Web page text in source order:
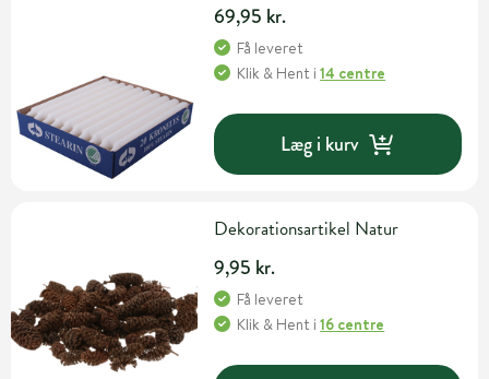
69,95 kr.
Få leveret
Klik & Hent i14 centre
Læg i kurv
Dekorationsartikel Natur
9,95 kr.
Få leveret
Klik & Hent i16 centre